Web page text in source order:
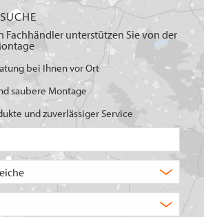
Fachhändler unterstützen Sie von der
bei Ihnen vor Ort
saubere Montage
und zuverlässiger Service